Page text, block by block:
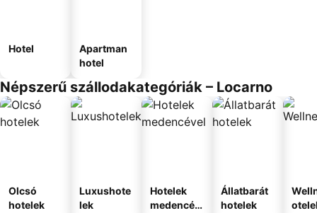
Hotel
Apartman
hotel
Népszerű szállodakategóriák – Locarno
Olcsó
hotelek
Luxushote
lek
Hotelek
medencév
Állatbarát
hotelek